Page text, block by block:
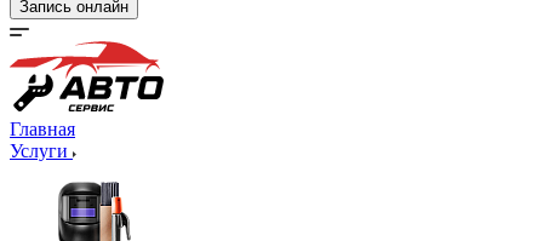
Запись онлайн
Главная
Услуги